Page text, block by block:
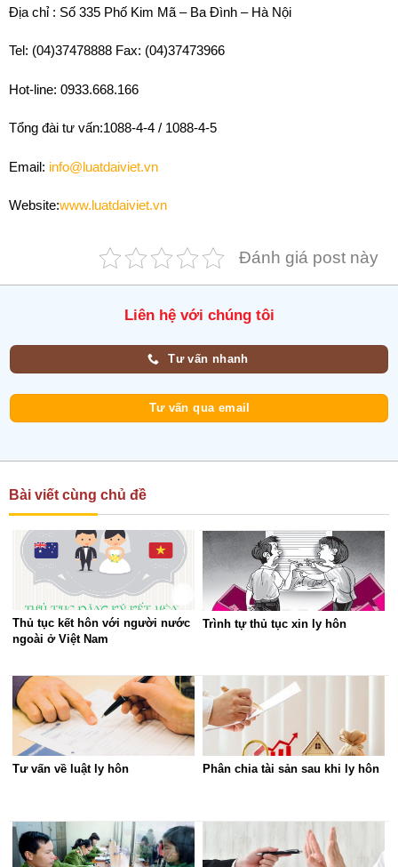
Địa chỉ : Số 335 Phố Kim Mã – Ba Đình – Hà Nội
Tel: (04)37478888 Fax: (04)37473966
Hot-line: 0933.668.166
Tổng đài tư vấn:1088-4-4 / 1088-4-5
Email: info@luatdaiviet.vn
Website:www.luatdaiviet.vn
Đánh giá post này
Liên hệ với chúng tôi
Tư vấn nhanh
Tư vấn qua email
Bài viết cùng chủ đề
Thủ tục kết hôn với người nước
ngoài ở Việt Nam
Trình tự thủ tục xin ly hôn
Tư vấn về luật ly hôn Phân chia tài sản sau khi ly hôn